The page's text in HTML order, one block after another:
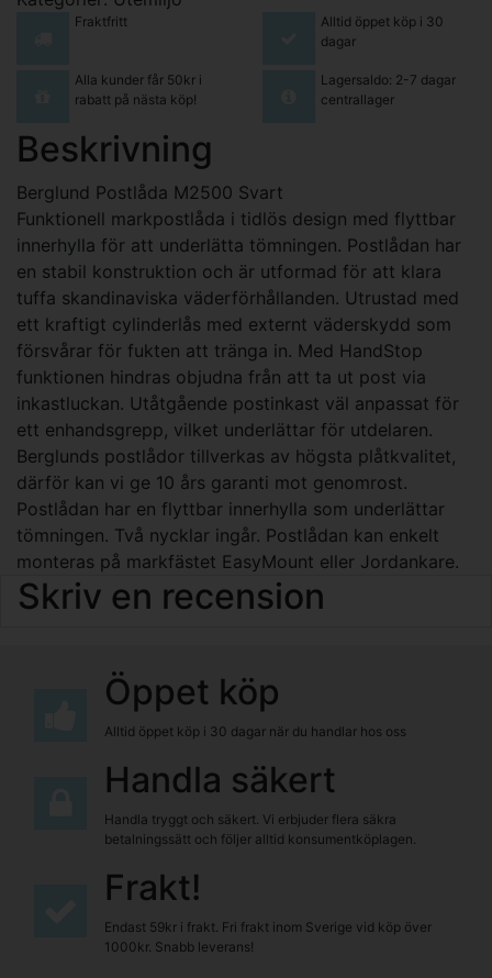
Fraktfritt
Alltid öppet köp i 30
dagar
Alla kunder får 50kr i
rabatt på nästa köp!
Lagersaldo: 2-7 dagar
centrallager
Beskrivning
Berglund Postlåda M2500 Svart
Funktionell markpostlåda i tidlös design med flyttbar
innerhylla för att underlätta tömningen. Postlådan har
en stabil konstruktion och är utformad för att klara
tuffa skandinaviska väderförhållanden. Utrustad med
ett kraftigt cylinderlås med externt väderskydd som
försvårar för fukten att tränga in. Med HandStop
funktionen hindras objudna från att ta ut post via
inkastluckan. Utåtgående postinkast väl anpassat för
ett enhandsgrepp, vilket underlättar för utdelaren.
Berglunds postlådor tillverkas av högsta plåtkvalitet,
därför kan vi ge 10 års garanti mot genomrost.
Postlådan har en flyttbar innerhylla som underlättar
tömningen. Två nycklar ingår. Postlådan kan enkelt
monteras på markfästet EasyMount eller Jordankare.
Skriv en recension
Öppet köp
Alltid öppet köp i 30 dagar när du handlar hos oss
Handla säkert
Handla tryggt och säkert. Vi erbjuder flera säkra
betalningssätt och följer alltid konsumentköplagen.
Frakt!
Endast 59kr i frakt. Fri frakt inom Sverige vid köp över
1000kr. Snabb leverans!